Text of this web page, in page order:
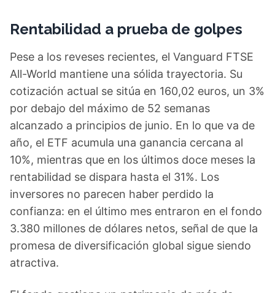
Rentabilidad a prueba de golpes
Pese a los reveses recientes, el Vanguard FTSE
All-World mantiene una sólida trayectoria. Su
cotización actual se sitúa en 160,02 euros, un 3%
por debajo del máximo de 52 semanas
alcanzado a principios de junio. En lo que va de
año, el ETF acumula una ganancia cercana al
10%, mientras que en los últimos doce meses la
rentabilidad se dispara hasta el 31%. Los
inversores no parecen haber perdido la
confianza: en el último mes entraron en el fondo
3.380 millones de dólares netos, señal de que la
promesa de diversificación global sigue siendo
atractiva.